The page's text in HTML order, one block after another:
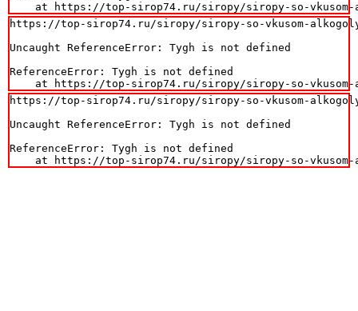
at https://top-sirop74.ru/siropy/siropy-so-
https://top-sirop74.ru/siropy/siropy-so-vkusom-
Uncaught ReferenceError: Tygh is not defined
ReferenceError: Tygh is not defined
at https://top-sirop74.ru/siropy/siropy-so-
https://top-sirop74.ru/siropy/siropy-so-vkusom-
Uncaught ReferenceError: Tygh is not defined
ReferenceError: Tygh is not defined
at https://top-sirop74.ru/siropy/siropy-so-